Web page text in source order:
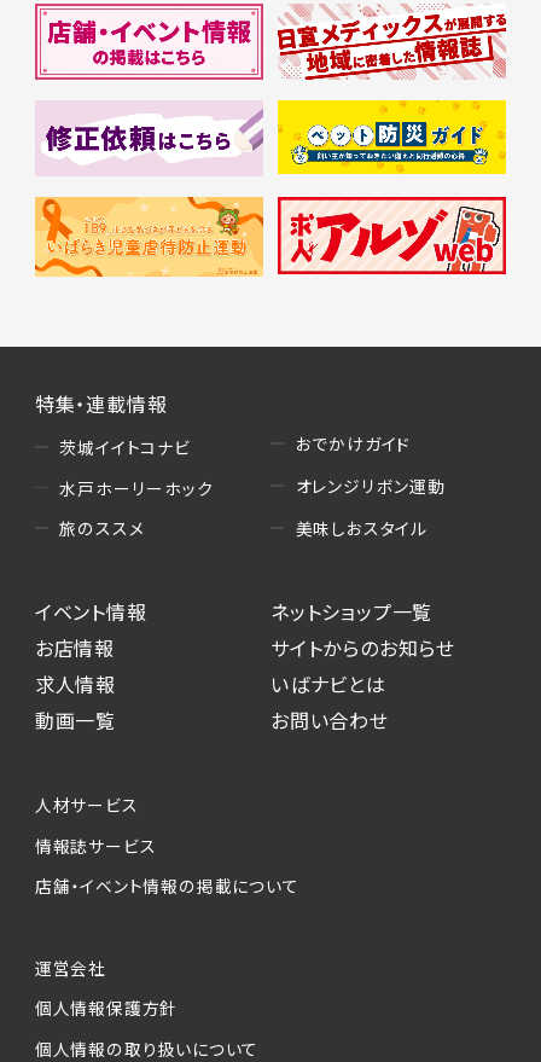
特集・連載情報
茨城イイトコナビ
水戸ホーリーホック
旅のススメ
おでかけガイド
オレンジリボン運動
美味しおスタイル
イベント情報
お店情報
求人情報
動画一覧
ネットショップ一覧
サイトからのお知らせ
いばナビとは
お問い合わせ
人材サービス
情報誌サービス
店舗・イベント情報の掲載について
運営会社
個人情報保護方針
個人情報の取り扱いについて